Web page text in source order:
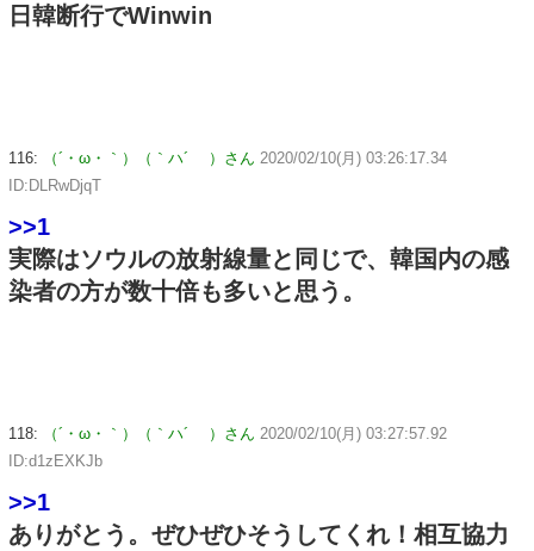
日韓断行でWinwin
116: （´・ω・｀）（｀ハ´ ）さん 2020/02/10(月) 03:26:17.34
ID:DLRwDjqT
>>1
実際はソウルの放射線量と同じで、韓国内の感
染者の方が数十倍も多いと思う。
118: （´・ω・｀）（｀ハ´ ）さん 2020/02/10(月) 03:27:57.92
ID:d1zEXKJb
>>1
ありがとう。ぜひぜひそうしてくれ！相互協力